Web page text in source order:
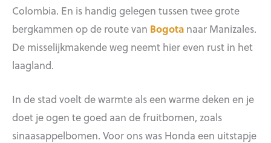
Colombia. En is handig gelegen tussen twee grote
bergkammen op de route van Bogota naar Manizales.
De misselijkmakende weg neemt hier even rust in het
laagland.
In de stad voelt de warmte als een warme deken en je
doet je ogen te goed aan de fruitbomen, zoals
sinaasappelbomen. Voor ons was Honda een uitstapje